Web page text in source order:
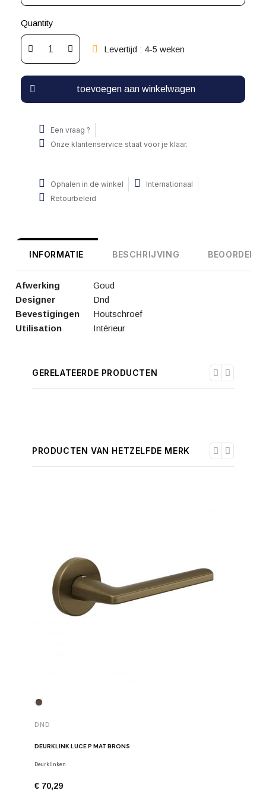
Quantity
Levertijd : 4-5 weken
toevoegen aan winkelwagen
Een vraag ?
Onze klantenservice staat voor je klaar.
Ophalen in de winkel
Internationaal
Retourbeleid
INFORMATIE BESCHRIJVING
Afwerking
Goud
Designer
Dnd
Bevestigingen
Houtschroef
Utilisation
Intérieur
GERELATEERDE PRODUCTEN
PRODUCTEN VAN HETZELFDE MERK
DND
DEURKLINK LUCE P MAT BRONS
Deurklinken
€ 70,29